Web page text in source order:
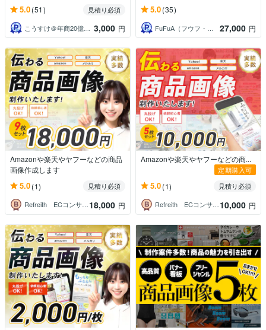
5.0(51)
見積り必須
こうすけ＠年商20億の現・通販デザイナー
3,000 円
5.0(35)
FuFuA（フウフ・エー） 27,000 円
Amazonや楽天やヤフーなどの商品
画像作成します
5.0(1)
見積り必須
Refreith ECコンサル・デザイン18,000 円
Amazonや楽天やヤフーなどの商...
定期購入可
5.0(1)
見積り必須
Refreith ECコンサル・デザイン10,000 円